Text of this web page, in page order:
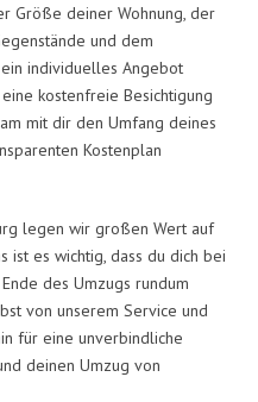
Größe deiner Wohnung, der
und dem
individuelles Angebot
kostenfreie Besichtigung
mit dir den Umfang deines
Kostenplan
legen wir großen Wert auf
ist es wichtig, dass du dich bei
des Umzugs rundum
von unserem Service und
für eine unverbindliche
deinen Umzug von